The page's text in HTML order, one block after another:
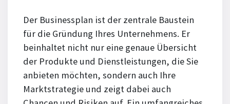
Der Businessplan ist der zentrale Baustein
für die Gründung Ihres Unternehmens. Er
beinhaltet nicht nur eine genaue Übersicht
der Produkte und Dienstleistungen, die Sie
anbieten möchten, sondern auch Ihre
Marktstrategie und zeigt dabei auch